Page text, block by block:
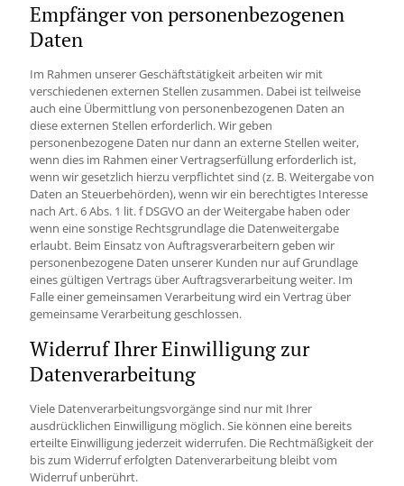
Empfänger von personenbezogenen
Daten
Im Rahmen unserer Geschäftstätigkeit arbeiten wir mit
verschiedenen externen Stellen zusammen. Dabei ist teilweise
auch eine Übermittlung von personenbezogenen Daten an
diese externen Stellen erforderlich. Wir geben
personenbezogene Daten nur dann an externe Stellen weiter,
wenn dies im Rahmen einer Vertragserfüllung erforderlich ist,
wenn wir gesetzlich hierzu verpflichtet sind (z. B. Weitergabe von
Daten an Steuerbehörden), wenn wir ein berechtigtes Interesse
nach Art. 6 Abs. 1 lit. f DSGVO an der Weitergabe haben oder
wenn eine sonstige Rechtsgrundlage die Datenweitergabe
erlaubt. Beim Einsatz von Auftragsverarbeitern geben wir
personenbezogene Daten unserer Kunden nur auf Grundlage
eines gültigen Vertrags über Auftragsverarbeitung weiter. Im
Falle einer gemeinsamen Verarbeitung wird ein Vertrag über
gemeinsame Verarbeitung geschlossen.
Widerruf Ihrer Einwilligung zur
Datenverarbeitung
Viele Datenverarbeitungsvorgänge sind nur mit Ihrer
ausdrücklichen Einwilligung möglich. Sie können eine bereits
erteilte Einwilligung jederzeit widerrufen. Die Rechtmäßigkeit der
bis zum Widerruf erfolgten Datenverarbeitung bleibt vom
Widerruf unberührt.